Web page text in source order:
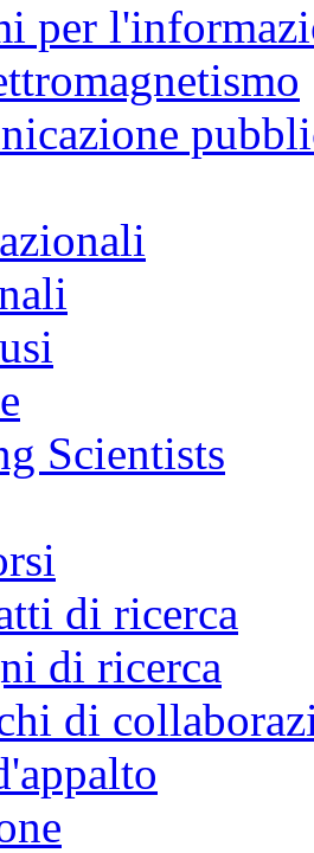
per
Scientists
di ricerca
di ricerca
di